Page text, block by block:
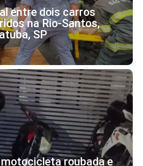
entre dois carros
na Rio-Santos,
SP
roubada e